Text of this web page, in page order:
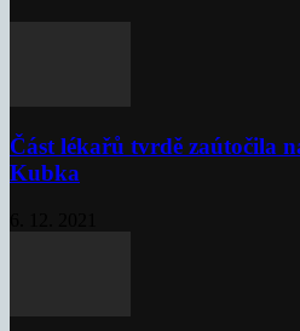
Část lékařů tvrdě zaútočila
Kubka